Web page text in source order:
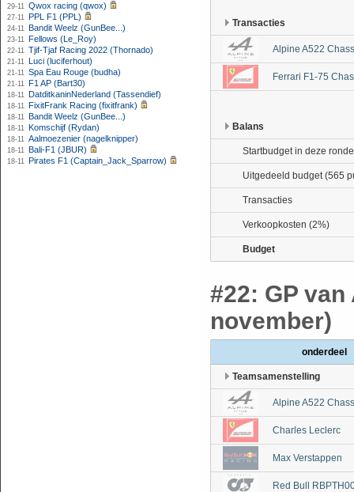
29-11 Qwox racing (qwox)
27-11 PPL F1 (PPL)
24-11 Bandit Weelz (GunBee...)
23-11 Fellows (Le_Roy)
22-11 Tjif-Tjaf Racing 2022 (Thornado)
21-11 Luci (luciferhout)
21-11 Spa Eau Rouge (budha)
21-11 F1 AP (Bart30)
18-11 DatditkaninNederland (Tassendief)
18-11 FixitFrank Racing (fixitfrank)
18-11 Bandit Weelz (GunBee...)
18-11 Komschijf (Rydan)
18-11 Aalmoezenier (nagelknipper)
18-11 Bali-F1 (JBUR)
18-11 Pirates F1 (Captain_Jack_Sparrow)
Transacties
Alpine A522
Ferrari F1-75
Balans
Startbudget in deze ronde
Uitgedeeld budget (565
Transacties
Verkoopkosten (2%)
Budget
#22: GP
november)
onderdeel
Teamsamenstelling
Alpine A522
Charles Leclerc
Max Verstappen
Red Bull